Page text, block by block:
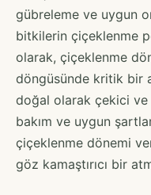
gübreleme ve uygun
bitkilerin çiçeklenme
olarak, çiçeklenme
döngüsünde kritik bir
doğal olarak çekici
bakım ve uygun
çiçeklenme dönemi
göz kamaştırıcı bir